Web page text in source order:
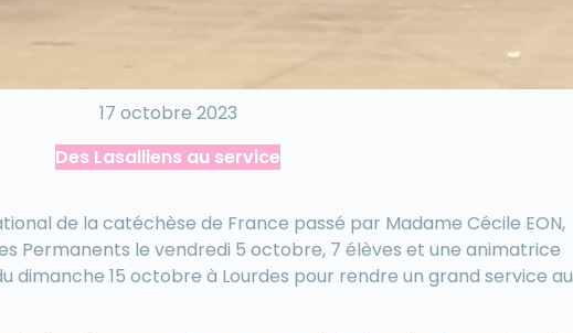
17 octobre 2023
Des Lasalliens au service
de la catéchèse de France passé par Madame Cécile EON,
Permanents le vendredi 5 octobre, 7 élèves et une animatrice
dimanche 15 octobre à Lourdes pour rendre un grand service au